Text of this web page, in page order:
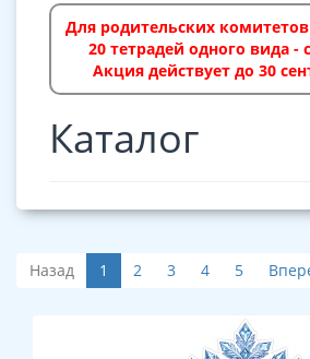
Для родительских
20 тетрадей одного вида -
Акция действует до 30
Каталог
Назад 1 2 3 4 5